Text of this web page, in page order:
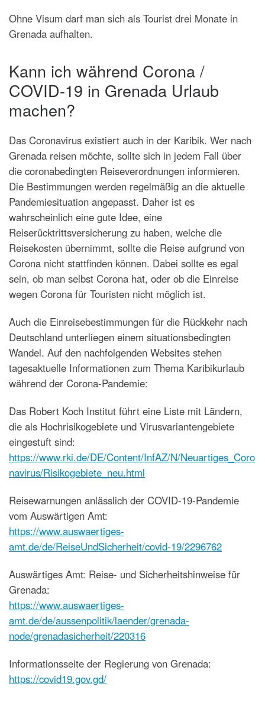
Ohne Visum darf man sich als Tourist drei Monate in
Grenada aufhalten.
Kann ich während Corona /
COVID-19 in Grenada Urlaub
machen?
Das Coronavirus existiert auch in der Karibik. Wer nach
Grenada reisen möchte, sollte sich in jedem Fall über
die coronabedingten Reiseverordnungen informieren.
Die Bestimmungen werden regelmäßig an die aktuelle
Pandemiesituation angepasst. Daher ist es
wahrscheinlich eine gute Idee, eine
Reiserücktrittsversicherung zu haben, welche die
Reisekosten übernimmt, sollte die Reise aufgrund von
Corona nicht stattfinden können. Dabei sollte es egal
sein, ob man selbst Corona hat, oder ob die Einreise
wegen Corona für Touristen nicht möglich ist.
Auch die Einreisebestimmungen für die Rückkehr nach
Deutschland unterliegen einem situationsbedingten
Wandel. Auf den nachfolgenden Websites stehen
tagesaktuelle Informationen zum Thema Karibikurlaub
während der Corona-Pandemie:
Das Robert Koch Institut führt eine Liste mit Ländern,
die als Hochrisikogebiete und Virusvariantengebiete
eingestuft sind:
https://www.rki.de/DE/Content/InfAZ/N/Neuartiges_Coro
navirus/Risikogebiete_neu.html
Reisewarnungen anlässlich der COVID-19-Pandemie
vom Auswärtigen Amt:
https://www.auswaertiges-
amt.de/de/ReiseUndSicherheit/covid-19/2296762
Auswärtiges Amt: Reise- und Sicherheitshinweise für
Grenada:
https://www.auswaertiges-
amt.de/de/aussenpolitik/laender/grenada-
node/grenadasicherheit/220316
Informationsseite der Regierung von Grenada:
https://covid19.gov.gd/